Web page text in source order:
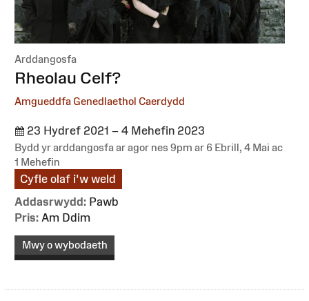
Arddangosfa
:Rheolau Celf?
Amgueddfa Genedlaethol Caerdydd
23 Hydref 2021 – 4 Mehefin 2023
Bydd yr arddangosfa ar agor nes 9pm ar 6 Ebrill, 4 Mai ac
1 Mehefin
Cyfle olaf i'w weld
Addasrwydd: Pawb
Pris: Am Ddim
Mwy o wybodaeth